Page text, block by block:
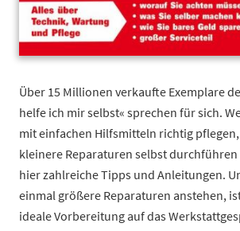
Über 15 Millionen verkaufte Exemplare
helfe ich mir selbst« sprechen für sich.
mit einfachen Hilfsmitteln richtig
kleinere Reparaturen selbst
hier zahlreiche Tipps und Anleitungen.
einmal größere Reparaturen anstehen,
ideale Vorbereitung auf das